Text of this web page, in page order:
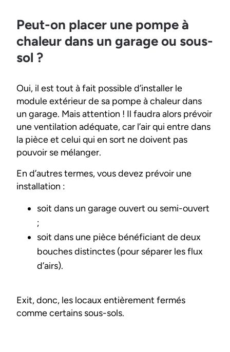
Peut-on placer une pompe à
chaleur dans un garage ou sous-
sol ?
Oui, il est tout à fait possible d’installer le
module extérieur de sa pompe à chaleur dans
un garage. Mais attention ! Il faudra alors prévoir
une ventilation adéquate, car l’air qui entre dans
la pièce et celui qui en sort ne doivent pas
pouvoir se mélanger.
En d’autres termes, vous devez prévoir une
installation :
soit dans un garage ouvert ou semi-ouvert
;
soit dans une pièce bénéficiant de deux
bouches distinctes (pour séparer les flux
d’airs).
Exit, donc, les locaux entièrement fermés
comme certains sous-sols.